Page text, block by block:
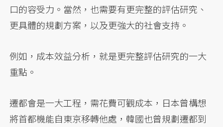
口的容受力。當然，也需要有更完整的評估研究、
更具體的規劃方案，以及更強大的社會支持。
例如，成本效益分析，就是更完整評估研究的一大
重點。
遷都會是一大工程，需花費可觀成本，日本曾構想
將首都機能自東京移轉他處，韓國也曾規劃遷都到